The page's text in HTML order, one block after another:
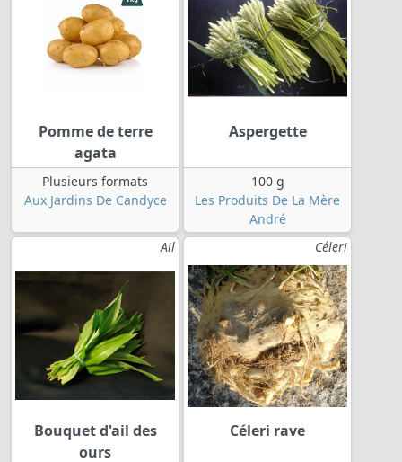
Pomme de terre
agata
Plusieurs formats
Aux Jardins De Candyce
Aspergette
100 g
Les Produits De La Mère
André
Ail
Bouquet d'ail des
ours
Céleri
Céleri rave